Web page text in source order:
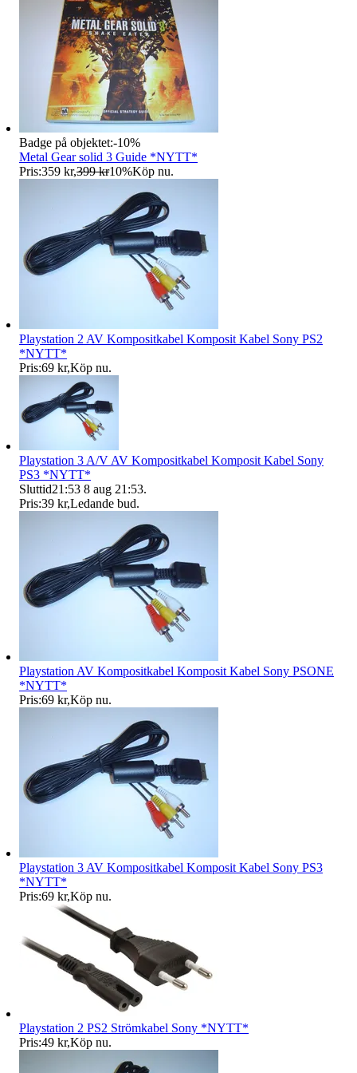
Badge på objektet:-10%
Metal Gear solid 3 Guide *NYTT*
Pris:359 kr,399 kr10%Köp nu.
Playstation 2 AV Kompositkabel Komposit Kabel Sony PS2
*NYTT*
Pris:69 kr,Köp nu.
Playstation 3 A/V AV Kompositkabel Komposit Kabel Sony
PS3 *NYTT*
Sluttid21:53 8 aug 21:53.
Pris:39 kr,Ledande bud.
Playstation AV Kompositkabel Komposit Kabel Sony PSONE
*NYTT*
Pris:69 kr,Köp nu.
Playstation 3 AV Kompositkabel Komposit Kabel Sony PS3
*NYTT*
Pris:69 kr,Köp nu.
Playstation 2 PS2 Strömkabel Sony *NYTT*
Pris:49 kr,Köp nu.